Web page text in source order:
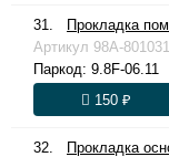
31.
Прокладка
Артикул 98A-801031
Паркод: 9.8F-06.11
150 ₽
32.
Прокладка